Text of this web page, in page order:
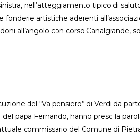
nell’atteggiamento tipico di
artistiche aderenti
all’angolo con corso Canalgrande,
del “Va pensiero” di Verdi da
papà Fernando, hanno preso la
commissario del Comune di